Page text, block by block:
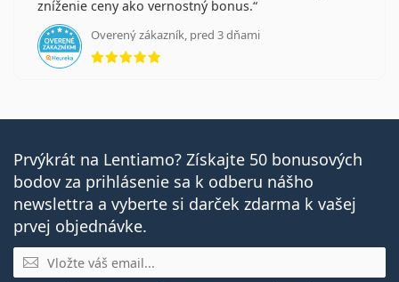
zníženie ceny ako vernostný bonus.
Overený zákazník, pred 3 dňami
hodnotenie 5 z 5
Prvýkrát na Lentiamo? Získajte 50 bonusových
bodov za prihlásenie sa k odberu nášho
newslettra a vyberte si darček zdarma k vašej
prvej objednávke.
E-mail